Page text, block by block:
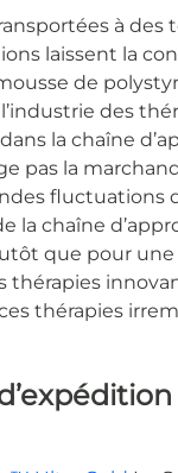
à des
laissent la
de
des
la chaîne
pas la
fluctuations
la chaîne
que pour
thérapies
thérapies